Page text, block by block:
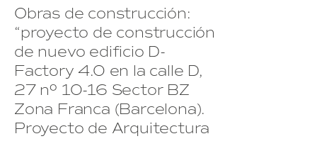
Franca
de
Instalaciones
Obras de construcción:
“proyecto de construcción
de nuevo edificio D-
Factory 4.0 en la calle D,
27 nº 10-16 Sector BZ
Zona Franca (Barcelona).
Proyecto de Arquitectura
D-
Factory
en
la
D,
27